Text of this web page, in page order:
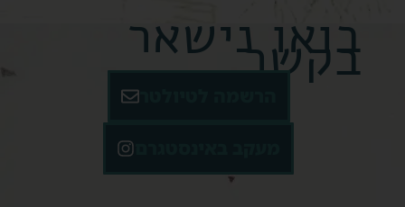
בואו נישאר
בקשר
הרשמה לטיולטר